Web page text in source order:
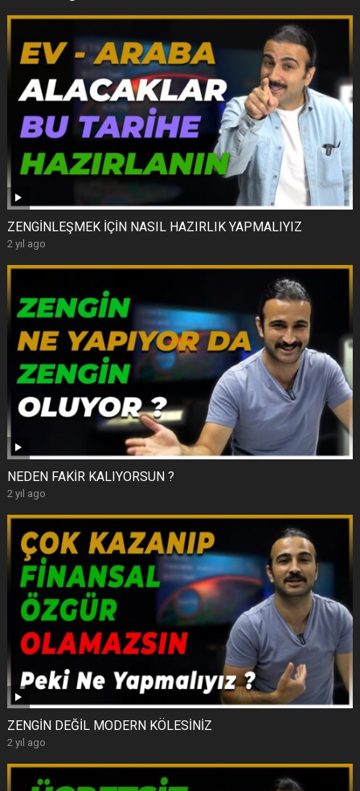
ZENGİNLEŞMEK İÇİN NASIL HAZIRLIK YAPMALIYIZ
2 yıl ago
NEDEN FAKİR KALIYORSUN ?
2 yıl ago
ZENGİN DEĞİL MODERN KÖLESİNİZ
2 yıl ago